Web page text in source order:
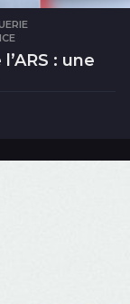
: une